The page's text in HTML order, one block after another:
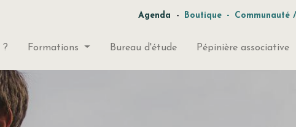
Agenda - Boutique - Communauté
? Formations Bureau d'étude Pépinière associative